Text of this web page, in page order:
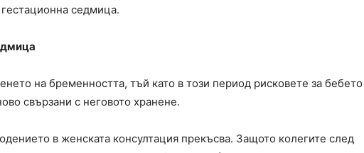
седмица.
на бременността, тъй като в този период рисковете за бебето
свързани с неговото хранене.
в женската консултация прекъсва. Защото колегите след